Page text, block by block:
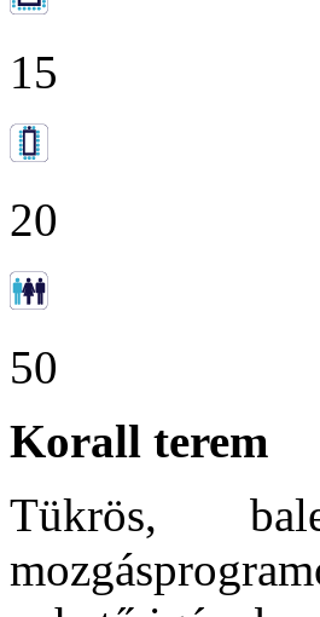
15
20
50
Korall terem
Tükrös,